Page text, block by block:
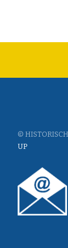
©
UP